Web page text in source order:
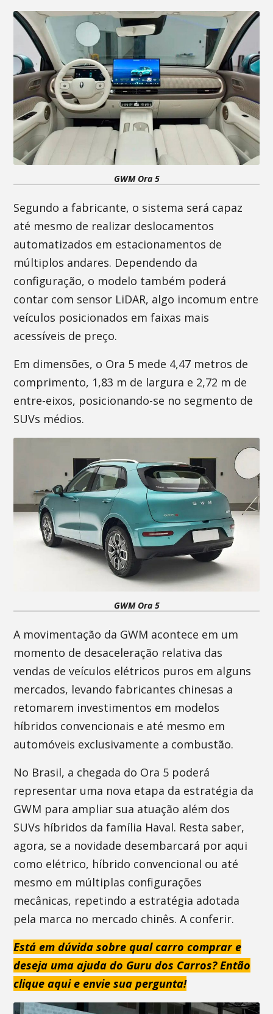
GWM Ora 5
Segundo a fabricante, o sistema será capaz
até mesmo de realizar deslocamentos
automatizados em estacionamentos de
múltiplos andares. Dependendo da
configuração, o modelo também poderá
contar com sensor LiDAR, algo incomum entre
veículos posicionados em faixas mais
acessíveis de preço.
Em dimensões, o Ora 5 mede 4,47 metros de
comprimento, 1,83 m de largura e 2,72 m de
entre-eixos, posicionando-se no segmento de
SUVs médios.
GWM Ora 5
A movimentação da GWM acontece em um
momento de desaceleração relativa das
vendas de veículos elétricos puros em alguns
mercados, levando fabricantes chinesas a
retomarem investimentos em modelos
híbridos convencionais e até mesmo em
automóveis exclusivamente a combustão.
No Brasil, a chegada do Ora 5 poderá
representar uma nova etapa da estratégia da
GWM para ampliar sua atuação além dos
SUVs híbridos da família Haval. Resta saber,
agora, se a novidade desembarcará por aqui
como elétrico, híbrido convencional ou até
mesmo em múltiplas configurações
mecânicas, repetindo a estratégia adotada
pela marca no mercado chinês. A conferir.
Está em dúvida sobre qual carro comprar e
deseja uma ajuda do Guru dos Carros? Então
clique aqui e envie sua pergunta!